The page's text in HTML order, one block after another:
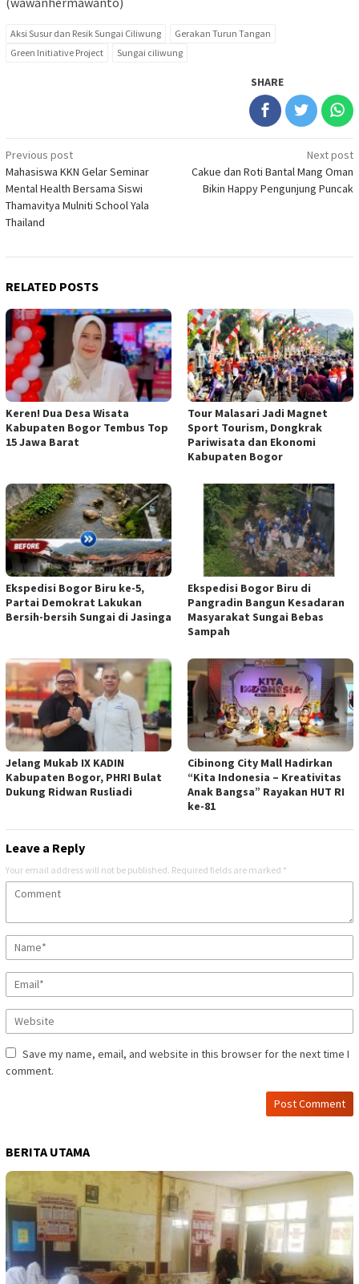
Aksi Susur dan Resik Sungai Ciliwung
Gerakan Turun Tangan
Green Initiative Project
Sungai ciliwung
SHARE
Post
navigation
Previous post
Mahasiswa KKN Gelar Seminar
Mental Health Bersama Siswi
Thamavitya Mulniti School Yala
Thailand
Next post
Cakue dan Roti Bantal Mang Oman
Bikin Happy Pengunjung Puncak
RELATED POSTS
Keren! Dua Desa Wisata
Kabupaten Bogor Tembus Top
15 Jawa Barat
Tour Malasari Jadi Magnet
Sport Tourism, Dongkrak
Pariwisata dan Ekonomi
Kabupaten Bogor
Ekspedisi Bogor Biru ke-5,
Partai Demokrat Lakukan
Bersih-bersih Sungai di Jasinga
Ekspedisi Bogor Biru di
Pangradin Bangun Kesadaran
Masyarakat Sungai Bebas
Sampah
Jelang Mukab IX KADIN
Kabupaten Bogor, PHRI Bulat
Dukung Ridwan Rusliadi
Cibinong City Mall Hadirkan
“Kita Indonesia – Kreativitas
Anak Bangsa” Rayakan HUT RI
ke-81
Leave a Reply
Your email address will not be published. Required fields are marked *
Save my name, email, and website in this browser for the next time I
comment.
BERITA UTAMA